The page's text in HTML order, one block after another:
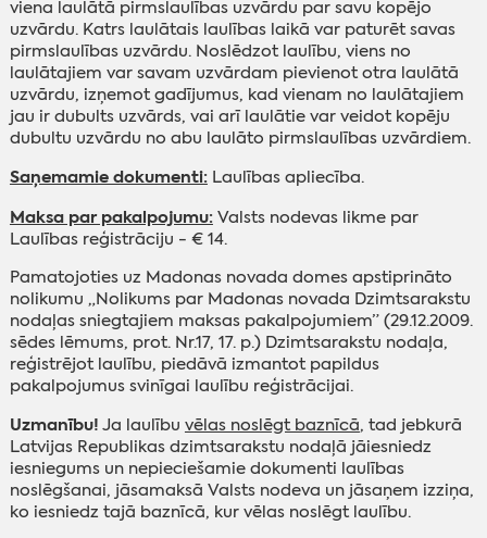
viena laulātā pirmslaulības uzvārdu par savu kopējo
uzvārdu. Katrs laulātais laulības laikā var paturēt savas
pirmslaulības uzvārdu. Noslēdzot laulību, viens no
laulātajiem var savam uzvārdam pievienot otra laulātā
uzvārdu, izņemot gadījumus, kad vienam no laulātajiem
jau ir dubults uzvārds, vai arī laulātie var veidot kopēju
dubultu uzvārdu no abu laulāto pirmslaulības uzvārdiem.
Saņemamie dokumenti:Laulības apliecība.
Maksa par pakalpojumu:Valsts nodevas likme par
Laulības reģistrāciju - € 14.
Pamatojoties uz Madonas novada domes apstiprināto
nolikumu „Nolikums par Madonas novada Dzimtsarakstu
nodaļas sniegtajiem maksas pakalpojumiem” (29.12.2009.
sēdes lēmums, prot. Nr.17, 17. p.) Dzimtsarakstu nodaļa,
reģistrējot laulību, piedāvā izmantot papildus
pakalpojumus svinīgai laulību reģistrācijai.
Uzmanību! Ja laulību vēlas noslēgt baznīcā, tad jebkurā
Latvijas Republikas dzimtsarakstu nodaļā jāiesniedz
iesniegums un nepieciešamie dokumenti laulības
noslēgšanai, jāsamaksā Valsts nodeva un jāsaņem izziņa,
ko iesniedz tajā baznīcā, kur vēlas noslēgt laulību.